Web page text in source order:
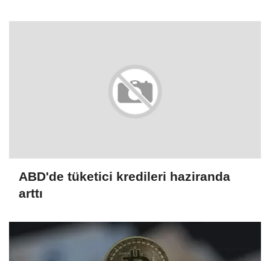
ABD'de tüketici kredileri haziranda
arttı